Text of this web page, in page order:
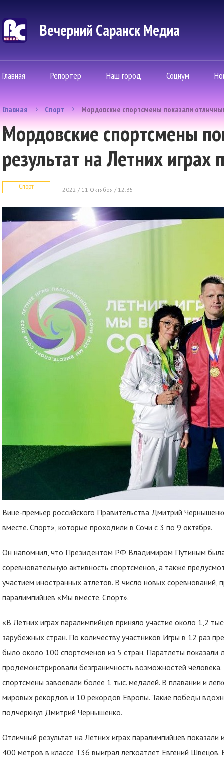
Вечерний Саранск Mедиа
Главная Репортер Наш город Социум
Главная Спорт Мордовские спортсмены показали
Мордовские спортсмены
результат на Летних
Спорт 2022 / 11 Октября / 12:35
Вице-премьер российского Правительства Дмитрий
вместе. Спорт», которые проходили в Сочи с 3 по 9 октября.
Он напомнил, что Президентом РФ Владимиром Путиным была
соревновательную активность спортсменов, а также
участием иностранных атлетов. В число новых
паралимпийцев «Мы вместе. Спорт».
«В Летних играх паралимпийцев приняло участие около 1,2
зарубежных стран. По количеству участников Игры в 12 раз
было около 100 спортсменов из 5 стран. Паратлеты показали
продемонстрировали безграничность возможностей
спортсмены завоевали более 1 тыс. медалей. В плавании и
мировых рекордов и 10 рекордов Европы. Такие победы
подчеркнул Дмитрий Чернышенко.
Отличный результат на Летних играх паралимпийцев
400 метров в классе Т36 выиграл легкоатлет Евгений